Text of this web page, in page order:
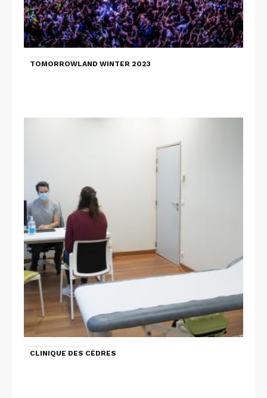
TOMORROWLAND WINTER 2023
CLINIQUE DES CÈDRES